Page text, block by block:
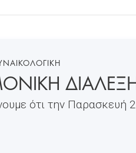
ότι την Παρασκευή